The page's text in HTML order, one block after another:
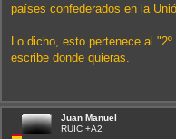
países confederados en la
Lo dicho, esto pertenece al
escribe donde quieras.
Juan Manuel
RÜIC +A2